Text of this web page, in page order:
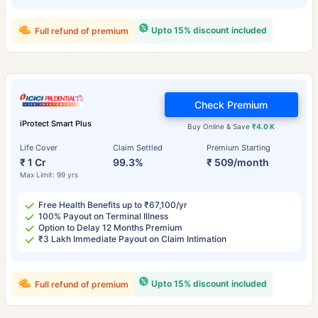
Upto 15% discount included
Full refund of premium
iProtect Smart Plus
Life Cover
₹ 1 Cr
Max Limit: 99 yrs
Claim Settled
99.3%
Premium Starting
₹ 509/month
Buy Online & Save₹4.0 K
Check Premium
Free Health Benefits up to ₹67,100/yr
100% Payout on Terminal Illness
Option to Delay 12 Months Premium
₹3 Lakh Immediate Payout on Claim Intimation
Upto 15% discount included
Full refund of premium
உங்கள் குடும்பத்தின் பாதுகாப்பு ஒரே ஒரு படி தூரத்தில் உள்ளது
View Plans
இருக்கும் நோய்கள் இல்லாத நபருக்கு, 36 வயது வரை கவரேஜ். *₹630/மாதம் என்பது 1 கோடி டேர்ம் லைஃப்
இன்சூரன்ஸுக்கான தொடக்க விலை — புகைபிடிக்காத, முன்பே இருக்கும் நோய்கள் இல்லாத நபருக்கு, 46
புகைபிடிக்காத, முன்பே இருக்கும் நோய்கள் இல்லாத நபருக்கு, 56 வயது வரை கவரேஜ்.